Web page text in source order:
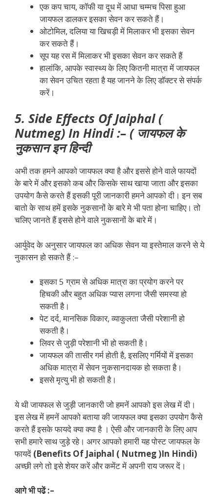
एक कप चाय, कॉफी या दूध में आधा चम्मच पिसा हुआ
जायफल डालकर इसका सेवन कर सकते हैं।
ओटोमिल, दलिया या खिचड़ी में मिलाकर भी इसका सेवन
कर सकते हैं।
सूप यह रस में मिलाकर भी इसका सेवन कर सकते हैं
हालांकि, आपके स्वास्थ्य के लिए कितनी मात्रा में जायफल
का सेवन उचित रहता है यह जानने के लिए डॉक्टर से संपर्क
करें।
5. Side Effects Of Jaiphal (
Nutmeg) In Hindi :– ( जायफल के
नुकसान इन हिन्दी
अभी तक हमने आपको जायफल क्या है और इससे होने वाले फायदों
के बारे में और इसको कब और किसके साथ खाया जाता और इसका
उपयोग कैसे करते हैं इसकी पूरी जानकारी हमने आपको दी। इन सब
बातो के साथ हमें इसके नुकसानों के बारे मे भी पता होना चाहिए। तो
चलिए जानते हैं इससे होने वाले नुकसानों के बारे में।
आर्युवेद के अनुसार जायफल का अधिक सेवन या इस्तेमाल करने से ये
नुकासन हो सकते हैं :–
इसका 5 ग्राम से अधिक मात्रा का प्रयोग करने पर
हिचकी और बहुत अधिक प्यास लगना जैसी समस्या हो
सकती है।
पेट दर्द, मानसिक विकार, व्याकुलता जैसी परेशानी हो
सकती है।
लिवर से जुड़ी परेशानी भी हो सकती है।
जायफल की तासीर गर्म होती है, इसलिए गर्मियों में इसका
अधिक मात्रा में सेवन नुकसानदायक हो सकता है।
इससे मृत्यु भी हो सकती है।
ये थी जायफल से जुड़ी जानकारी जो हमनें आपको इस लेख में दी।
इस लेख में हमनें आपको बताया की जायफल क्या इसका उपयोग कैसे
करते हैं इसके फायदे क्या क्या है । ऐसी और जानकारी के लिए आप
सभी हमारे साथ जुड़े रहे। अगर आपको हमारी यह पोस्ट जायफल के
फायदें (Benefits Of Jaiphal ( Nutmeg )In Hindi)
अच्छी लगे तो इसे शेयर करें और कमेंट में अपनी राय जरूर दें।
आगे भी पढ़ें :–